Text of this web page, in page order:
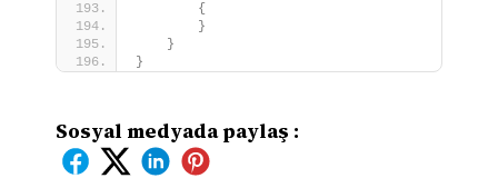
{
}
}
}
Sosyal medyada paylaş :